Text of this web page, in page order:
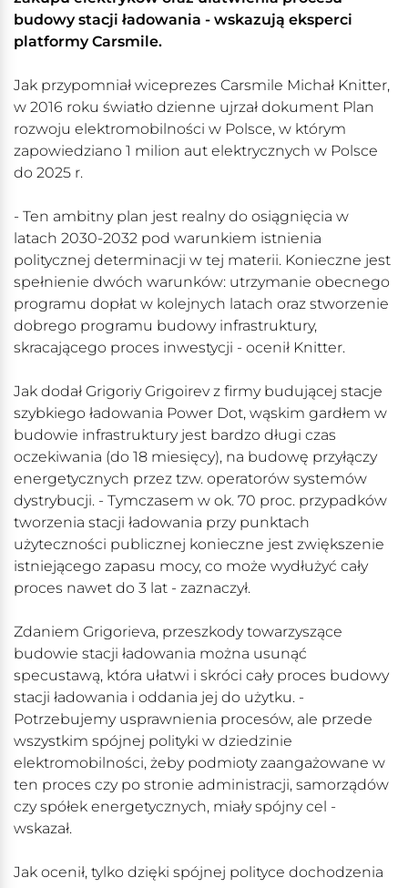
budowy stacji ładowania - wskazują eksperci
platformy Carsmile.
Jak przypomniał wiceprezes Carsmile Michał Knitter,
w 2016 roku światło dzienne ujrzał dokument Plan
rozwoju elektromobilności w Polsce, w którym
zapowiedziano 1 milion aut elektrycznych w Polsce
do 2025 r.
- Ten ambitny plan jest realny do osiągnięcia w
latach 2030-2032 pod warunkiem istnienia
politycznej determinacji w tej materii. Konieczne jest
spełnienie dwóch warunków: utrzymanie obecnego
programu dopłat w kolejnych latach oraz stworzenie
dobrego programu budowy infrastruktury,
skracającego proces inwestycji - ocenił Knitter.
Jak dodał Grigoriy Grigoirev z firmy budującej stacje
szybkiego ładowania Power Dot, wąskim gardłem w
budowie infrastruktury jest bardzo długi czas
oczekiwania (do 18 miesięcy), na budowę przyłączy
energetycznych przez tzw. operatorów systemów
dystrybucji. - Tymczasem w ok. 70 proc. przypadków
tworzenia stacji ładowania przy punktach
użyteczności publicznej konieczne jest zwiększenie
istniejącego zapasu mocy, co może wydłużyć cały
proces nawet do 3 lat - zaznaczył.
Zdaniem Grigorieva, przeszkody towarzyszące
budowie stacji ładowania można usunąć
specustawą, która ułatwi i skróci cały proces budowy
stacji ładowania i oddania jej do użytku. -
Potrzebujemy usprawnienia procesów, ale przede
wszystkim spójnej polityki w dziedzinie
elektromobilności, żeby podmioty zaangażowane w
ten proces czy po stronie administracji, samorządów
czy spółek energetycznych, miały spójny cel -
wskazał.
Jak ocenił, tylko dzięki spójnej polityce dochodzenia